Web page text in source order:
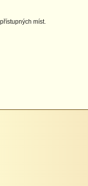
míst.